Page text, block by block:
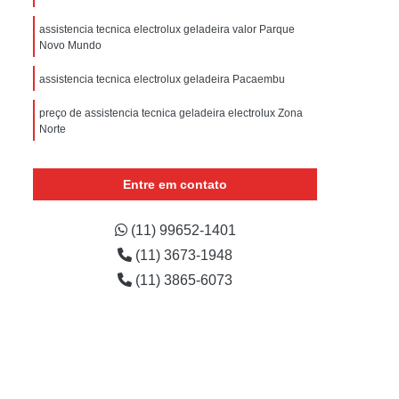
Tecnica Refrigerador com Defeito
com Problema
Assistencia Tecnica Refrigerador Não Liga
Electrolux Assistencia Tecnica
Assistencia Tecnica Maquina Secadora
Lavadora e Secadora
Assistencia Tecnica Secadora de Roupa
Assistencia Tecnica Secadora Samsung
assistencia tecnica electrolux geladeira valor Parque
Novo Mundo
assistencia tecnica electrolux geladeira Pacaembu
preço de assistencia tecnica geladeira electrolux Zona
Norte
Residencial da LapaEntre em contato
(11) 99652-1401
(11) 3673-1948
(11) 3865-6073